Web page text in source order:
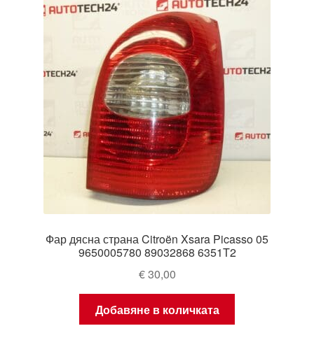
Фар дясна страна Citroën Xsara Picasso 05
9650005780 89032868 6351T2
€30,00
Добавяне в количката